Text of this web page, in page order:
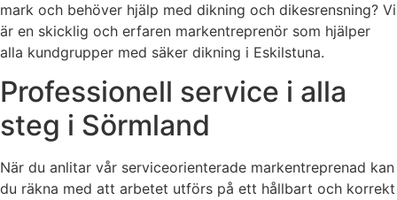
mark och behöver hjälp med dikning och dikesrensning? Vi
är en skicklig och erfaren markentreprenör som hjälper
alla kundgrupper med säker dikning i Eskilstuna.
Professionell service i alla
steg i Sörmland
När du anlitar vår serviceorienterade markentreprenad kan
du räkna med att arbetet utförs på ett hållbart och korrekt